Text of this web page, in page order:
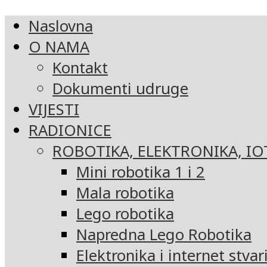
Naslovna
O NAMA
Kontakt
Dokumenti udruge
VIJESTI
RADIONICE
ROBOTIKA, ELEKTRONIKA,
Mini robotika 1 i 2
Mala robotika
Lego robotika
Napredna Lego Robotika
Elektronika i internet